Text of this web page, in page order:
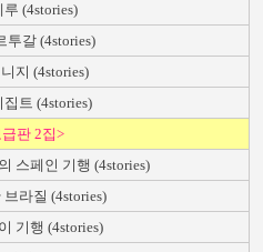
(4stories)
투갈 (4stories)
지 (4stories)
트 (4stories)
판 2집>
스페인 기행 (4stories)
라질 (4stories)
기행 (4stories)